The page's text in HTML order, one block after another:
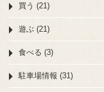
買う (21)
遊ぶ (21)
食べる (3)
駐車場情報 (31)